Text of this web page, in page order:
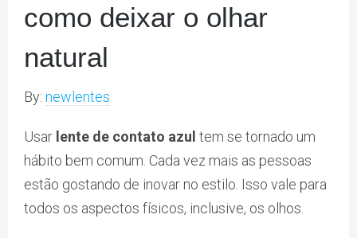
como deixar o olhar
natural
By: newlentes
Usar lente de contato azul tem se tornado um
hábito bem comum. Cada vez mais as pessoas
estão gostando de inovar no estilo. Isso vale para
todos os aspectos físicos, inclusive, os olhos.